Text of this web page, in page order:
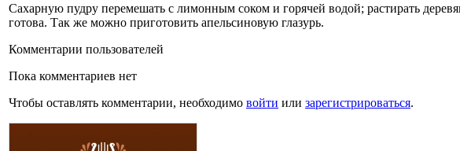
Сахарную пудру перемешать с лимонным соком и горячей водой; растирать
готова. Так же можно приготовить апельсиновую глазурь.
Комментарии пользователей
Пока комментариев нет
Чтобы оставлять комментарии, необходимо войти или зарегистрироваться.